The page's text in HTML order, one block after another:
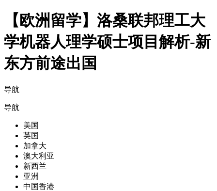
【欧洲留学】洛桑联邦理工大
学机器人理学硕士项目解析-新
东方前途出国
导航
导航
美国
英国
加拿大
澳大利亚
新西兰
亚洲
中国香港